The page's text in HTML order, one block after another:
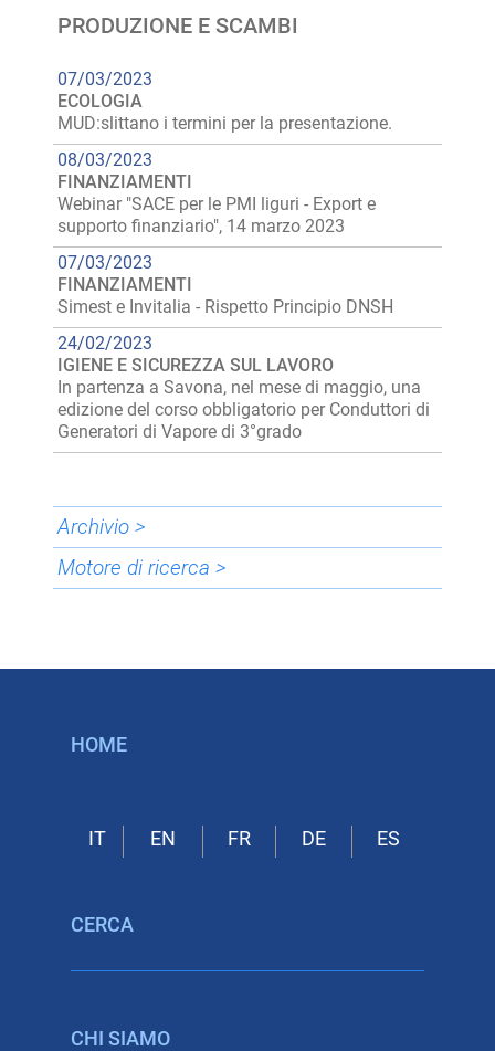
PRODUZIONE E SCAMBI
07/03/2023
ECOLOGIA
MUD:slittano i termini per la presentazione.
08/03/2023
FINANZIAMENTI
Webinar "SACE per le PMI liguri - Export e
supporto finanziario", 14 marzo 2023
07/03/2023
FINANZIAMENTI
Simest e Invitalia - Rispetto Principio DNSH
24/02/2023
IGIENE E SICUREZZA SUL LAVORO
In partenza a Savona, nel mese di maggio, una
edizione del corso obbligatorio per Conduttori di
Generatori di Vapore di 3°grado
Archivio >
Motore di ricerca >
HOME
CERCA
CHI SIAMO